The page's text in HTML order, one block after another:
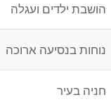
הושבת ילדים ועגלה
נוחות בנסיעה ארוכה
חניה בעיר